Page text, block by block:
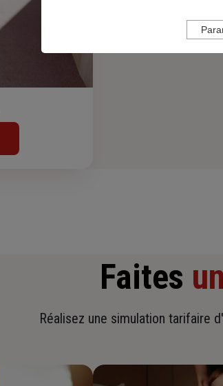
Faites
Réalisez une simulation tarifaire